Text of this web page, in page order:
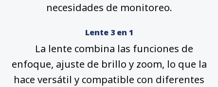
necesidades de monitoreo.
Lente 3 en 1
La lente combina las funciones de
enfoque, ajuste de brillo y zoom, lo que la
hace versátil y compatible con diferentes